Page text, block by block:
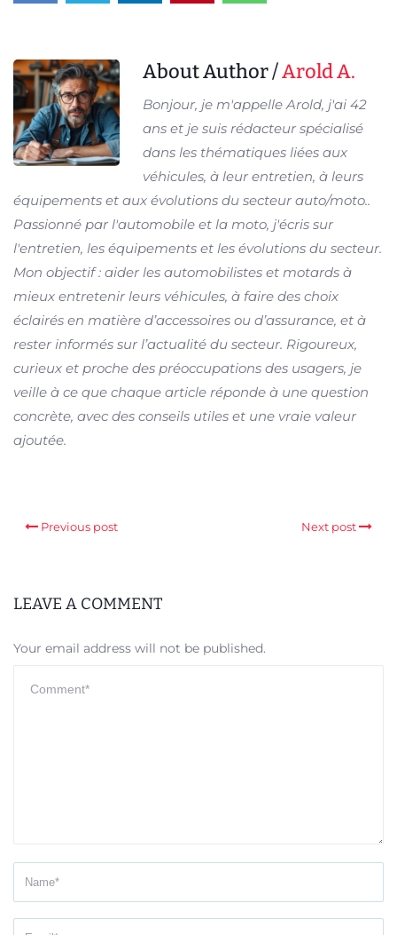
About Author /Arold A.
Bonjour, je m'appelle Arold, j'ai 42
ans et je suis rédacteur spécialisé
dans les thématiques liées aux
véhicules, à leur entretien, à leurs
équipements et aux évolutions du secteur auto/moto..
Passionné par l'automobile et la moto, j'écris sur
l'entretien, les équipements et les évolutions du secteur.
Mon objectif : aider les automobilistes et motards à
mieux entretenir leurs véhicules, à faire des choix
éclairés en matière d’accessoires ou d’assurance, et à
rester informés sur l’actualité du secteur. Rigoureux,
curieux et proche des préoccupations des usagers, je
veille à ce que chaque article réponde à une question
concrète, avec des conseils utiles et une vraie valeur
ajoutée.
Previous post Next post
LEAVE A COMMENT
Your email address will not be published.